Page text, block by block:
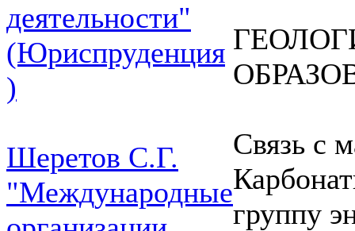
деятельности"
(Юриспруденция
)
Шеретов С.Г.
"Международные
Связь с
группу